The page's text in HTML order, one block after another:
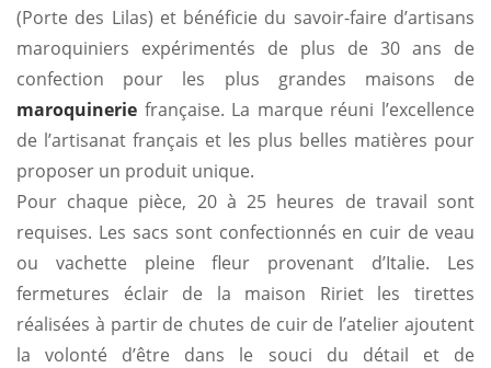
(Porte des Lilas) et bénéficie du savoir-faire d’artisans
maroquiniers expérimentés de plus de 30 ans de
confection pour les plus grandes maisons de
maroquinerie française. La marque réuni l’excellence
de l’artisanat français et les plus belles matières pour
proposer un produit unique.
Pour chaque pièce, 20 à 25 heures de travail sont
requises. Les sacs sont confectionnés en cuir de veau
ou vachette pleine fleur provenant d’Italie. Les
fermetures éclair de la maison Ririet les tirettes
réalisées à partir de chutes de cuir de l’atelier ajoutent
la volonté d’être dans le souci du détail et de